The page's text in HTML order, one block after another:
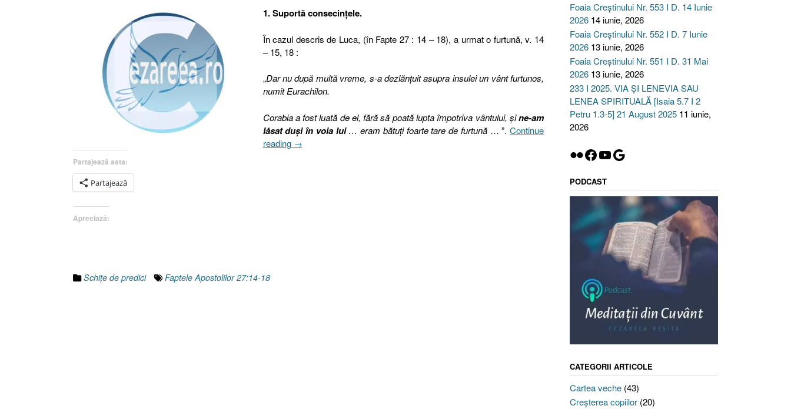
1. Suportă consecinţele.
În cazul descris de Luca, (în Fapte 27 : 14 – 18), a urmat o furtună, v. 14
– 15, 18 :
„Dar nu după multă vreme, s-a dezlănţuit asupra insulei un vânt furtunos,
numit Eurachilon.
Corabia a fost luată de el, fără să poată lupta împotriva vântului, şine-am
lăsat duşi în voia lui… eram bătuţi foarte tare de furtună… ”.Continue
reading „În
→
Partajează asta:
Partajează
Apreciază:
Schiţe de predici Faptele Apostolilor 27:14-18
Foaia Creștinului Nr. 553 I D. 14 Iunie
2026 14 iunie, 2026
Foaia Creștinului Nr. 552 I D. 7 Iunie
2026 13 iunie, 2026
Foaia Creștinului Nr. 551 I D. 31 Mai
2026 13 iunie, 2026
233 I 2025. VIA ȘI LENEVIA SAU
LENEA SPIRITUALĂ [Isaia 5.7 I 2
Petru 1.3-5] 21 August 2025 11 iunie,
2026
Flickr
Facebook
YouTube
Google
PODCAST
CATEGORII ARTICOLE
Cartea veche(43)
Creşterea copiilor(20)